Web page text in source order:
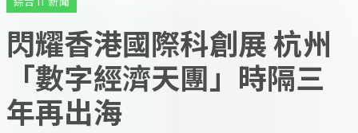
閃耀香港國際科創展 杭州
「數字經濟天團」時隔三
年再出海